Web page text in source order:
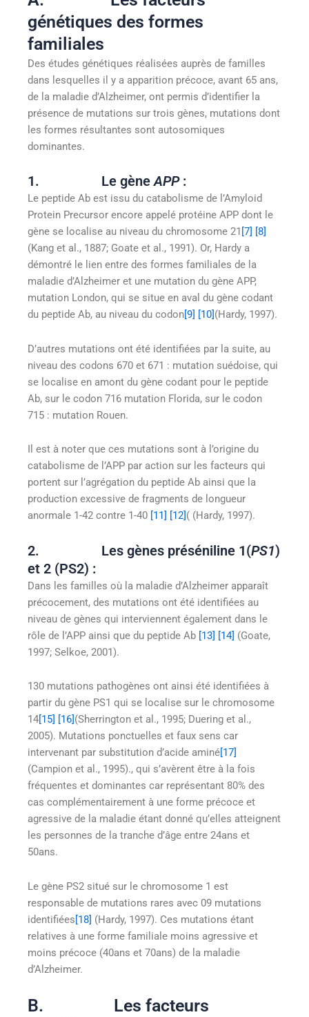
génétiques des formes
familiales
Des études génétiques réalisées auprès de familles
dans lesquelles il y a apparition précoce, avant 65 ans,
de la maladie d’Alzheimer, ont permis d’identifier la
présence de mutations sur trois gènes, mutations dont
les formes résultantes sont autosomiques
dominantes.
1. Le gèneAPP :
Le peptide Ab est issu du catabolisme de l’Amyloid
Protein Precursor encore appelé protéine APP dont le
gène se localise au niveau du chromosome 21 [7] [8]
(Kang et al., 1887; Goate et al., 1991). Or, Hardy a
démontré le lien entre des formes familiales de la
maladie d’Alzheimer et une mutation du gène APP,
mutation London, qui se situe en aval du gène codant
du peptide Ab, au niveau du codon[9] [10](Hardy, 1997).
D’autres mutations ont été identifiées par la suite, au
niveau des codons 670 et 671 : mutation suédoise, qui
se localise en amont du gène codant pour le peptide
Ab, sur le codon 716 mutation Florida, sur le codon
715 : mutation Rouen.
Il est à noter que ces mutations sont à l’origine du
catabolisme de l’APP par action sur les facteurs qui
portent sur l’agrégation du peptide Ab ainsi que la
production excessive de fragments de longueur
anormale 1-42 contre 1-40 [11] [12]( (Hardy, 1997).
2. Les gènes préséniline 1(PS1)
et 2 (PS2) :
Dans les familles où la maladie d’Alzheimer apparaît
précocement, des mutations ont été identifiées au
niveau de gènes qui interviennent également dans le
rôle de l’APP ainsi que du peptide Ab [13] [14] (Goate,
1997; Selkoe, 2001).
130 mutations pathogènes ont ainsi été identifiées à
partir du gène PS1 qui se localise sur le chromosome
14 [15] [16] (Sherrington et al., 1995; Duering et al.,
2005). Mutations ponctuelles et faux sens car
intervenant par substitution d’acide aminé [17]
(Campion et al., 1995)., qui s’avèrent être à la fois
fréquentes et dominantes car représentant 80% des
cas complémentairement à une forme précoce et
agressive de la maladie étant donné qu’elles atteignent
les personnes de la tranche d’âge entre 24ans et
50ans.
Le gène PS2 situé sur le chromosome 1 est
responsable de mutations rares avec 09 mutations
identifiées[18] (Hardy, 1997). Ces mutations étant
relatives à une forme familiale moins agressive et
moins précoce (40ans et 70ans) de la maladie
d’Alzheimer.
B. Les facteurs